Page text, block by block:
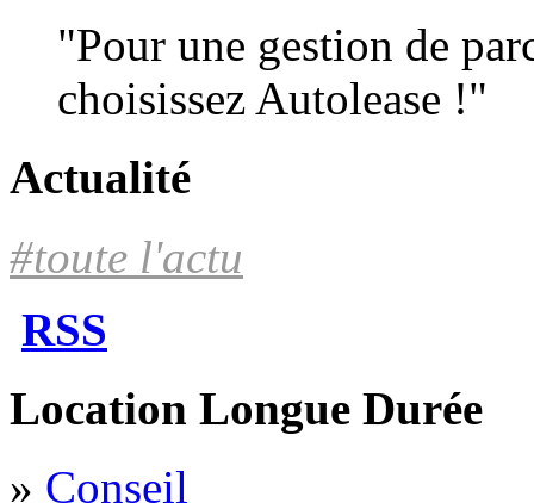
"Pour une gestion de
choisissez Autolease !"
Actualité
#toute l'actu
RSS
Location Longue Durée
» Conseil